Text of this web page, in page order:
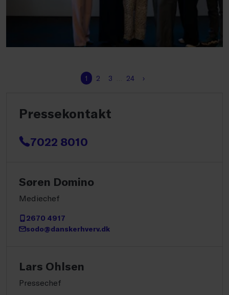
1 2 3 24 ›
Pressekontakt
7022 8010
Søren Domino
Mediechef
2670 4917
sodo@danskerhverv.dk
Lars Ohlsen
Pressechef